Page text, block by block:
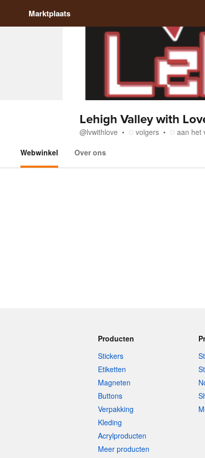
Marktplaats
Lehigh Valley with
@lvwithlove volgers
aan het
Webwinkel
Over ons
Producten
Stickers
Etiketten
Magneten
Buttons
Verpakking
Kleding
Acrylproducten
Meer producten